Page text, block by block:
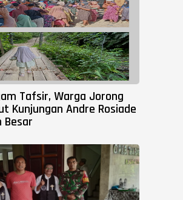
Tafsir, Warga Jorong
Kunjungan Andre Rosiade
Besar